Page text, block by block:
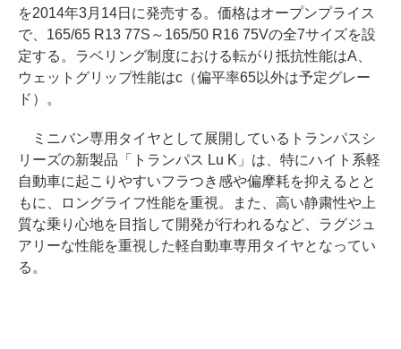
を2014年3月14日に発売する。価格はオープンプライス
で、165/65 R13 77S～165/50 R16 75Vの全7サイズを設
定する。ラベリング制度における転がり抵抗性能はA、
ウェットグリップ性能はc（偏平率65以外は予定グレー
ド）。
ミニバン専用タイヤとして展開しているトランパスシ
リーズの新製品「トランパス Lu K」は、特にハイト系軽
自動車に起こりやすいフラつき感や偏摩耗を抑えるとと
もに、ロングライフ性能を重視。また、高い静粛性や上
質な乗り心地を目指して開発が行われるなど、ラグジュ
アリーな性能を重視した軽自動車専用タイヤとなってい
る。